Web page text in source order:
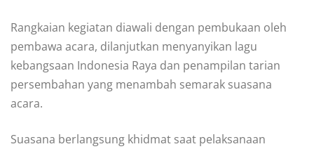
Rangkaian kegiatan diawali dengan pembukaan oleh
pembawa acara, dilanjutkan menyanyikan lagu
kebangsaan Indonesia Raya dan penampilan tarian
persembahan yang menambah semarak suasana
acara.
Suasana berlangsung khidmat saat pelaksanaan